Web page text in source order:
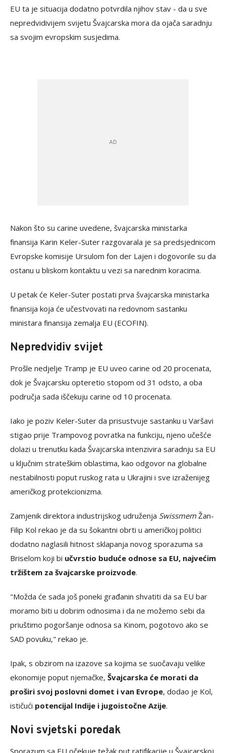
EU ta je situacija dodatno potvrdila njihov stav - da u sve
nepredvidivijem svijetu Švajcarska mora da ojača saradnju
sa svojim evropskim susjedima.
Nakon što su carine uvedene, švajcarska ministarka
finansija Karin Keler-Suter razgovarala je sa predsjednicom
Evropske komisije Ursulom fon der Lajen i dogovorile su da
ostanu u bliskom kontaktu u vezi sa narednim koracima.
U petak će Keler-Suter postati prva švajcarska ministarka
finansija koja će učestvovati na redovnom sastanku
ministara finansija zemalja EU (ECOFIN).
Nepredvidiv svijet
Prošle nedjelje Tramp je EU uveo carine od 20 procenata,
dok je Švajcarsku opteretio stopom od 31 odsto, a oba
područja sada iščekuju carine od 10 procenata.
Iako je poziv Keler-Suter da prisustvuje sastanku u Varšavi
stigao prije Trampovog povratka na funkciju, njeno učešće
dolazi u trenutku kada Švajcarska intenzivira saradnju sa EU
u ključnim strateškim oblastima, kao odgovor na globalne
nestabilnosti poput ruskog rata u Ukrajini i sve izraženijeg
američkog protekcionizma.
Zamjenik direktora industrijskog udruženja Swissmem Žan-
Filip Kol rekao je da su šokantni obrti u američkoj politici
dodatno naglasili hitnost sklapanja novog sporazuma sa
Briselom koji bi učvrstio buduće odnose sa EU, najvećim
tržištem za švajcarske proizvode.
"Možda će sada još poneki građanin shvatiti da sa EU bar
moramo biti u dobrim odnosima i da ne možemo sebi da
priuštimo pogoršanje odnosa sa Kinom, pogotovo ako se
SAD povuku," rekao je.
Ipak, s obzirom na izazove sa kojima se suočavaju velike
ekonomije poput njemačke, Švajcarska će morati da
proširi svoj poslovni domet i van Evrope, dodao je Kol,
ističući potencijal Indije i jugoistočne Azije.
Novi svjetski poredak
Sporazum sa EU očekuje težak put ratifikacije u Švajcarskoj,